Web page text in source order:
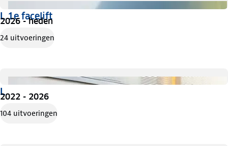
L 1e facelift
2026 - heden
24 uitvoeringen
L
2022 - 2026
104 uitvoeringen